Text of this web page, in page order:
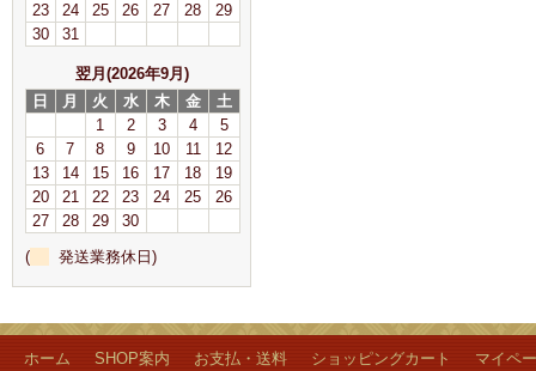
23
24 25 26 27 28
29
30
31
翌月(2026年9月)
日
月 火 水 木 金
土
1
2 3 4
5
6
7 8 9 10 11
12
13
14 15 16 17 18
19
20
21 22 23 24 25
26
27
28 29
30
(
発送業務休日)
ホーム SHOP案内 お支払・送料 ショッピングカート マイペ